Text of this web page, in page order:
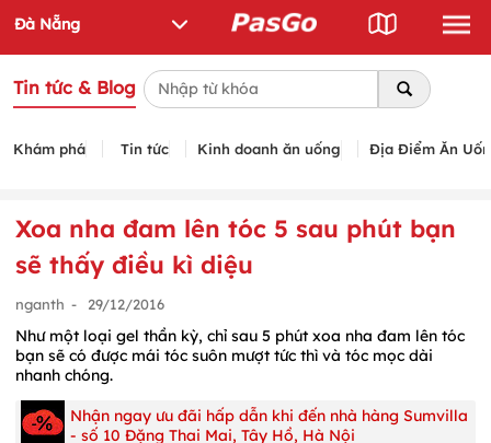
Tin tức & Blog
Khám phá Tin tức Kinh doanh ăn uống Địa Điểm Ăn
Xoa nha đam lên tóc 5 sau phút bạn
sẽ thấy điều kì diệu
nganth - 29/12/2016
Như một loại gel thần kỳ, chỉ sau 5 phút xoa nha đam lên tóc
bạn sẽ có được mái tóc suôn mượt tức thì và tóc mọc dài
nhanh chóng.
Nhận ngay ưu đãi hấp dẫn khi đến nhà hàng Sumvilla
- số 10 Đặng Thai Mai, Tây Hồ, Hà Nội